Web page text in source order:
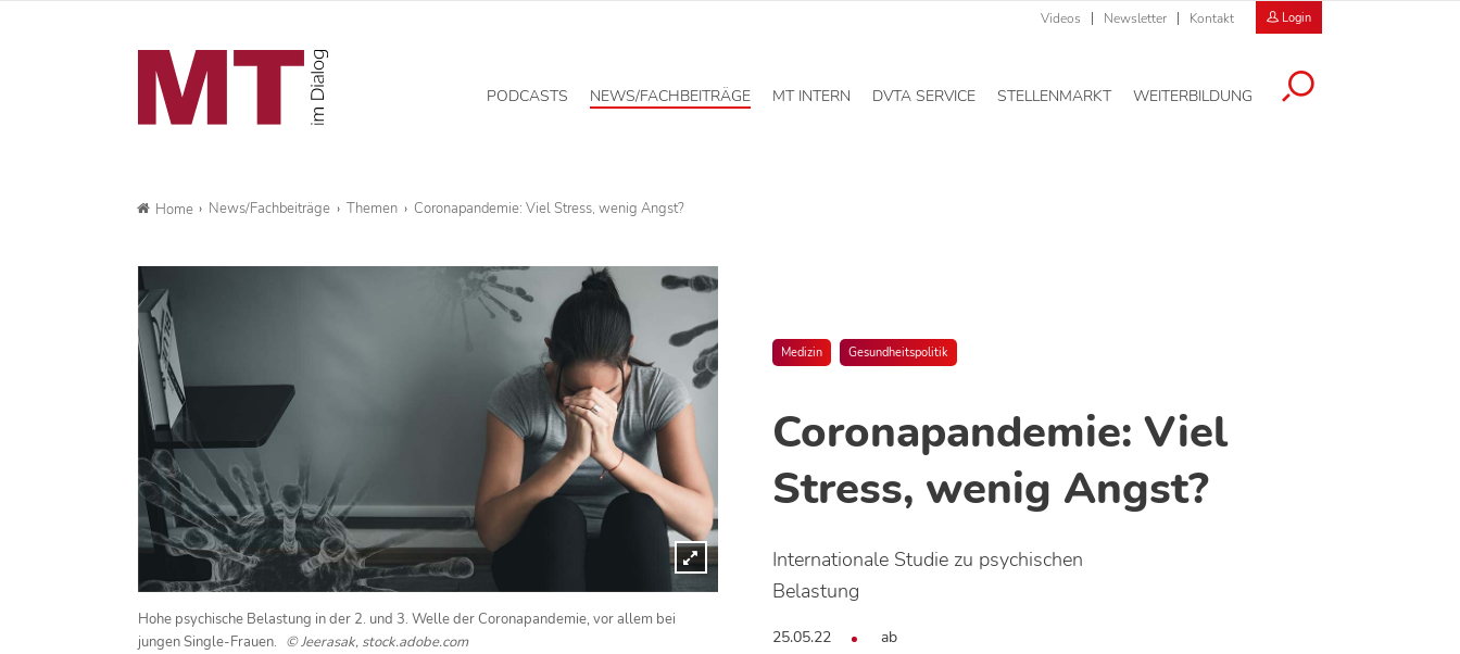
Videos Newsletter Kontakt Login
PODCASTS NEWS/FACHBEITRÄGE MT INTERN DVTA SERVICE STELLENMARKT WEITERBILDUNG
Home News/Fachbeiträge Themen Coronapandemie: Viel Stress, wenig Angst?
Medizin Gesundheitspolitik
Coronapandemie: Viel
Stress, wenig Angst?
Internationale Studie zu psychischen
Belastung
25.05.22 ab
Hohe psychische Belastung in der 2. und 3. Welle der Coronapandemie, vor allem bei
jungen Single-Frauen. © Jeerasak, stock.adobe.com